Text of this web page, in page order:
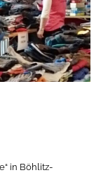
in Böhlitz-